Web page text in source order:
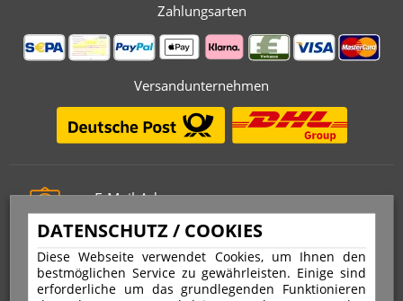
DATENSCHUTZ / COOKIES
Diese Webseite verwendet Cookies, um Ihnen den
bestmöglichen Service zu gewährleisten. Einige sind
erforderliche um das grundlegenden Funktionieren
Zahlungsarten
Versandunternehmen
E-Mail-Adresse
info@stempelfritz.de
Telefon
0221 677 812 08